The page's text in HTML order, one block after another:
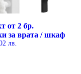
от 2 бр.
за врата / шкаф
лв.